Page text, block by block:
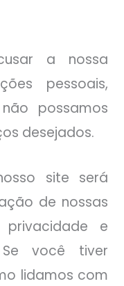
a nossa
pessoais,
possamos
desejados.
site será
de nossas
e
Se você tiver
lidamos com